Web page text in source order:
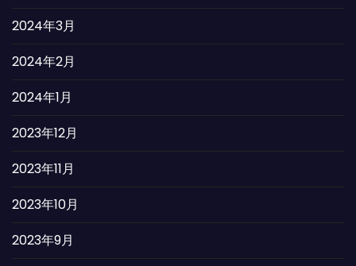
2024年3月
2024年2月
2024年1月
2023年12月
2023年11月
2023年10月
2023年9月